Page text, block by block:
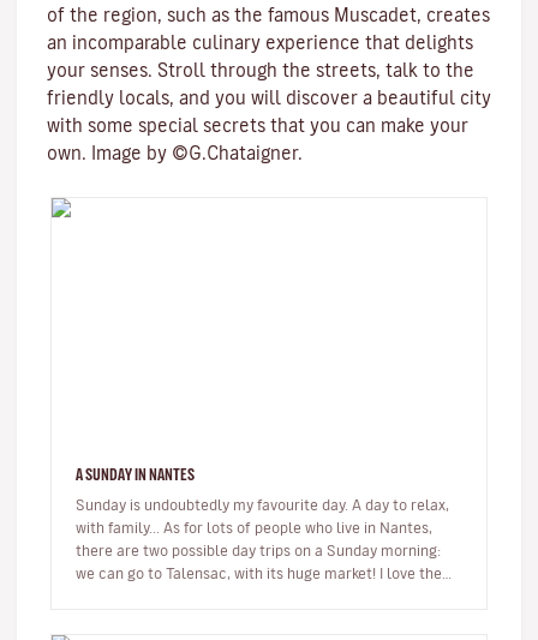
of the region, such as the famous Muscadet, creates
an incomparable culinary experience that delights
your senses. Stroll through the streets, talk to the
friendly locals, and you will discover a beautiful city
with some special secrets that you can make your
own. Image by ©G.Chataigner.
A SUNDAY IN NANTES
Sunday is undoubtedly my favourite day. A day to relax,
with family... As for lots of people who live in Nantes,
there are two possible day trips on a Sunday morning:
we can go to Talensac, with its huge market! I love the